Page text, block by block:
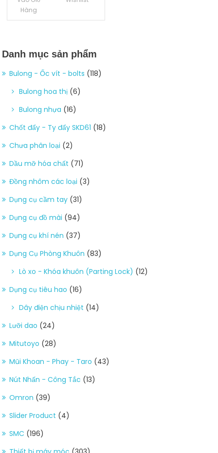
Hàng
Danh mục sản phẩm
Bulong - Ốc vít - bolts (118)
Bulong hoa thị (6)
Bulong nhựa (16)
Chốt đẩy - Ty đẩy SKD61 (18)
Chưa phân loại (2)
Dầu mỡ hóa chất (71)
Đồng nhôm các loại (3)
Dụng cụ cầm tay (31)
Dụng cụ đồ mài (94)
Dụng cụ khí nén (37)
Dụng Cụ Phòng Khuôn (83)
Lò xo - Khóa khuôn (Parting Lock) (12)
Dụng cụ tiêu hao (16)
Dây điện chịu nhiệt (14)
Lưỡi dao (24)
Mitutoyo (28)
Mũi Khoan - Phay - Taro (43)
Nút Nhấn - Công Tắc (13)
Omron (39)
Slider Product (4)
SMC (196)